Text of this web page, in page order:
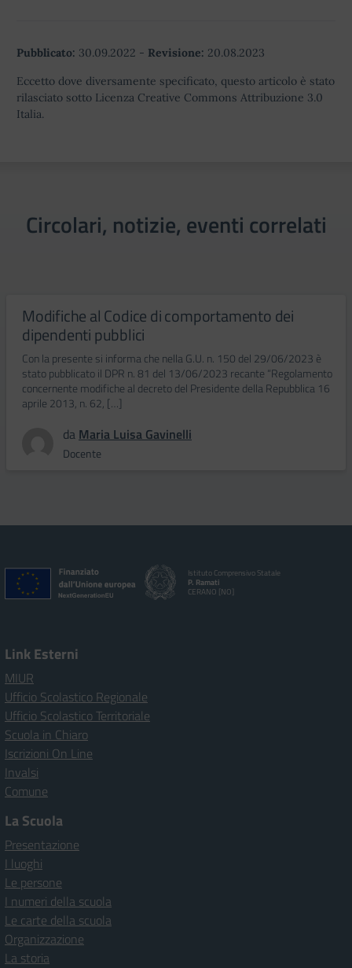
Pubblicato: 30.09.2022 - Revisione: 20.08.2023
Eccetto dove diversamente specificato, questo articolo è stato
rilasciato sotto Licenza Creative Commons Attribuzione 3.0
Italia.
Circolari, notizie, eventi correlati
Modifiche al Codice di comportamento dei
dipendenti pubblici
Con la presente si informa che nella G.U. n. 150 del 29/06/2023 è
stato pubblicato il DPR n. 81 del 13/06/2023 recante “Regolamento
concernente modifiche al decreto del Presidente della Repubblica 16
aprile 2013, n. 62, […]
da Maria Luisa Gavinelli
Docente
Istituto Comprensivo Statale
P. Ramati
CERANO [NO]
Link Esterni
MIUR
Ufficio Scolastico Regionale
Ufficio Scolastico Territoriale
Scuola in Chiaro
Iscrizioni On Line
Invalsi
Comune
La Scuola
Presentazione
I luoghi
Le persone
I numeri della scuola
Le carte della scuola
Organizzazione
La storia